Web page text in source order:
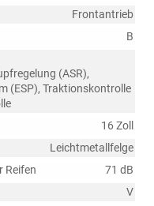
Frontantrieb
B
(ASR),
(ESP), Traktionskontrolle
16 Zoll
Leichtmetallfelge
Reifen
71 dB
V